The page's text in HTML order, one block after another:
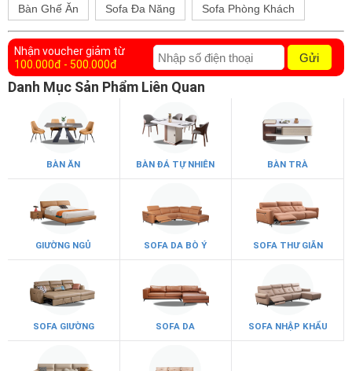
Bàn Ghế Ăn Sofa Đa Năng Sofa Phòng Khách
Nhận voucher giảm từ
100.000đ - 500.000đ
Gửi
Danh Mục Sản Phẩm Liên Quan
BÀN ĂN BÀN ĐÁ TỰ NHIÊN BÀN TRÀ
GIƯỜNG NGỦ SOFA DA BÒ Ý SOFA THƯ GIÃN
SOFA GIƯỜNG SOFA DA SOFA NHẬP KHẨU